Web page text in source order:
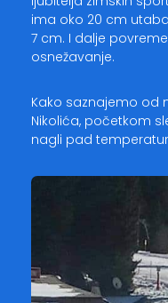
ima oko 20 cm
7 cm. I dalje
osnežavanje.
Kako saznajemo od
Nikolića, početkom
nagli pad